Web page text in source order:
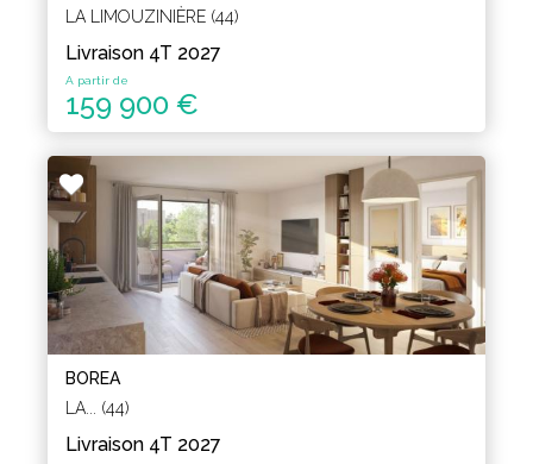
LA LIMOUZINIÈRE (44)
Livraison 4T 2027
A partir de
159 900 €
BOREA
LA... (44)
Livraison 4T 2027